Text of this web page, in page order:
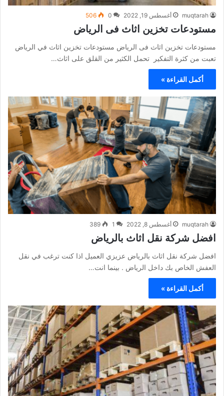
muqtarah أغسطس 19, 2022 0
506
مستودعات تخزين اثاث فى الرياض
مستودعات تخزين اثاث فى الرياض مستودعات تخزين اثاث في الرياض
تعبت من كثرة التفكير تحمل الكثير من القلق على اثاث…
أكمل القراءة »
muqtarah أغسطس 8, 2022 1
389
افضل شركة نقل اثاث بالرياض
افضل شركة نقل اثاث بالرياض عزيزي العميل اذا كنت ترغب في نقل
العفش الخاص بك داخل الرياض . بينما انت…
أكمل القراءة »